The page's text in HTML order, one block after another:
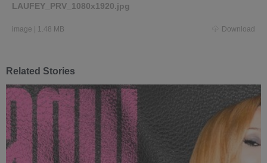
LAUFEY_PRV_1080x1920.jpg
image | 1.48 MB Download
Related Stories